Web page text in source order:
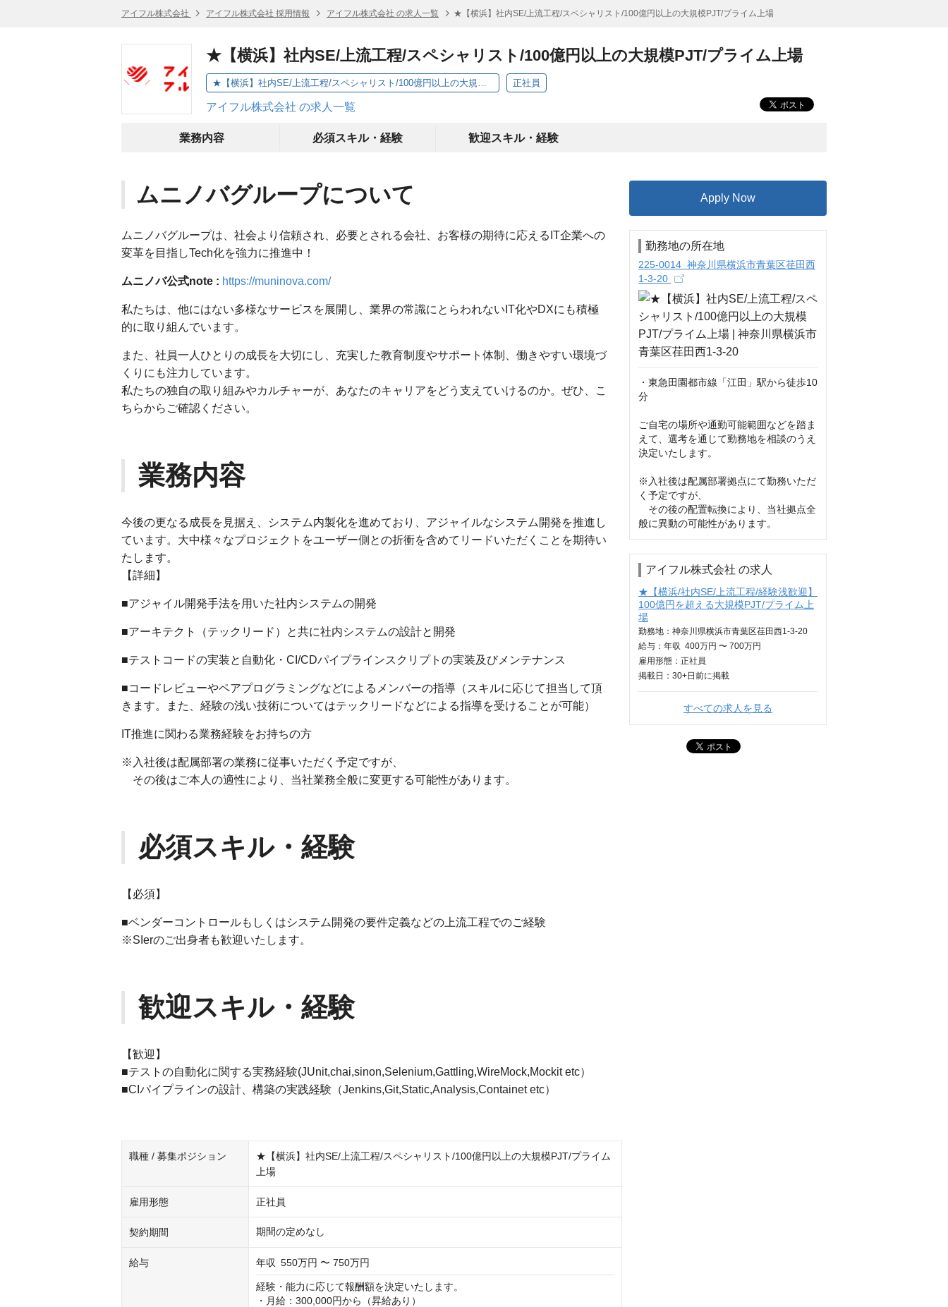
アイフル株式会社 アイフル株式会社 採用情報 アイフル株式会社 の求人一覧 ★【横浜】社内SE/上流工程/スペシャリスト/100億円以上の大規模PJT/プライム上場
★【横浜】社内SE/上流工程/スペシャリスト/100億円以上の大規模PJT/プライム上場
★【横浜】社内SE/上流工程/スペシャリスト/100億円以上の大規模PJT/プライム上場 正社員
アイフル株式会社 の求人一覧
業務内容 必須スキル・経験 歓迎スキル・経験
ムニノバグループについて
ムニノバグループは、社会より信頼され、必要とされる会社、お客様の期待に応えるIT企業への
変革を目指しTech化を強力に推進中！
ムニノバ公式note : https://muninova.com/
私たちは、他にはない多様なサービスを展開し、業界の常識にとらわれないIT化やDXにも積極
的に取り組んでいます。
また、社員一人ひとりの成長を大切にし、充実した教育制度やサポート体制、働きやすい環境づ
くりにも注力しています。
私たちの独自の取り組みやカルチャーが、あなたのキャリアをどう支えていけるのか。ぜひ、こ
ちらからご確認ください。
業務内容
今後の更なる成長を見据え、システム内製化を進めており、アジャイルなシステム開発を推進し
ています。大中様々なプロジェクトをユーザー側との折衝を含めてリードいただくことを期待い
たします。
【詳細】
■アジャイル開発手法を用いた社内システムの開発
■アーキテクト（テックリード）と共に社内システムの設計と開発
■テストコードの実装と自動化・CI/CDパイプラインスクリプトの実装及びメンテナンス
■コードレビューやペアプログラミングなどによるメンバーの指導（スキルに応じて担当して頂
きます。また、経験の浅い技術についてはテックリードなどによる指導を受けることが可能）
IT推進に関わる業務経験をお持ちの方
※入社後は配属部署の業務に従事いただく予定ですが、
その後はご本人の適性により、当社業務全般に変更する可能性があります。
必須スキル・経験
【必須】
■ベンダーコントロールもしくはシステム開発の要件定義などの上流工程でのご経験
※SIerのご出身者も歓迎いたします。
歓迎スキル・経験
【歓迎】
■テストの自動化に関する実務経験(JUnit,chai,sinon,Selenium,Gattling,WireMock,Mockit etc）
■CIパイプラインの設計、構築の実践経験（Jenkins,Git,Static,Analysis,Containet etc）
職種 / 募集ポジション
★【横浜】社内SE/上流工程/スペシャリスト/100億円以上の大規模PJT/プライム
上場
雇用形態 正社員
契約期間 期間の定めなし
給与 年収 550万円 〜 750万円
経験・能力に応じて報酬額を決定いたします。
・月給：300,000円から（昇給あり）
Apply Now
勤務地の所在地
225-0014 神奈川県横浜市青葉区荏田西
1-3-20
・東急田園都市線「江田」駅から徒歩10
分
ご自宅の場所や通勤可能範囲などを踏ま
えて、選考を通じて勤務地を相談のうえ
決定いたします。
※入社後は配属部署拠点にて勤務いただ
く予定ですが、
その後の配置転換により、当社拠点全
般に異動の可能性があります。
アイフル株式会社 の求人
★【横浜/社内SE/上流工程/経験浅歓迎】
100億円を超える大規模PJT/プライム上
場
勤務地：神奈川県横浜市青葉区荏田西1-3-20
給与： 年収 400万円 〜 700万円
雇用形態：正社員
掲載日： 30+日 前に掲載
すべての求人を見る